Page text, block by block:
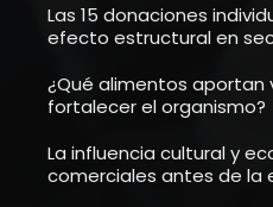
Las 15 donaciones
efecto estructural en
¿Qué alimentos aportan
fortalecer el organismo?
La influencia cultural y
comerciales antes de la